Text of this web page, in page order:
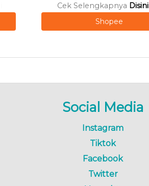
Cek Selengkapnya Disini
Shopee
Social Media
Instagram
Tiktok
Facebook
Twitter